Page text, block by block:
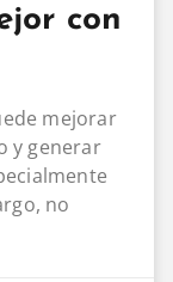
con
mejorar
y generar
no